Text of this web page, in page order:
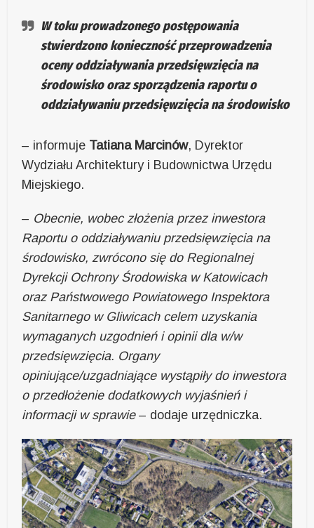
W toku prowadzonego postępowania
stwierdzono konieczność przeprowadzenia
oceny oddziaływania przedsięwzięcia na
środowisko oraz sporządzenia raportu o
oddziaływaniu przedsięwzięcia na środowisko
– informuje Tatiana Marcinów, Dyrektor
Wydziału Architektury i Budownictwa Urzędu
Miejskiego.
– Obecnie, wobec złożenia przez inwestora
Raportu o oddziaływaniu przedsięwzięcia na
środowisko, zwrócono się do Regionalnej
Dyrekcji Ochrony Środowiska w Katowicach
oraz Państwowego Powiatowego Inspektora
Sanitarnego w Gliwicach celem uzyskania
wymaganych uzgodnień i opinii dla w/w
przedsięwzięcia. Organy
opiniujące/uzgadniające wystąpiły do inwestora
o przedłożenie dodatkowych wyjaśnień i
informacji w sprawie– dodaje urzędniczka.